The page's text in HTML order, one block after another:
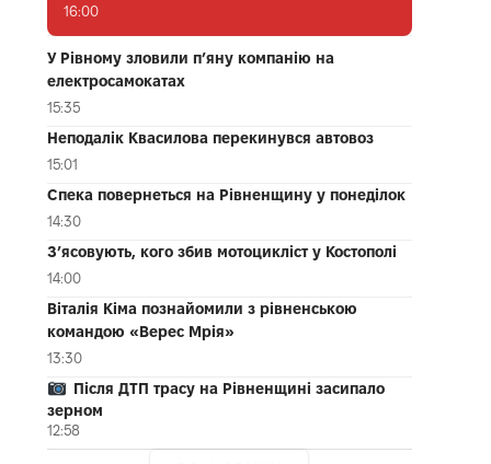
16:00
У Рівному зловили п’яну компанію на
електросамокатах
15:35
Неподалік Квасилова перекинувся автовоз
15:01
Спека повернеться на Рівненщину у понеділок
14:30
З’ясовують, кого збив мотоцикліст у Костополі
14:00
Віталія Кіма познайомили з рівненською
командою «Верес Мрія»
13:30
Після ДТП трасу на Рівненщині засипало
зерном
12:58